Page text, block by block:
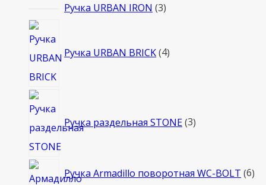
Ручка URBAN IRON 33
Ручка URBAN BRICK 4товара
Ручка раздельная STONE 3товара
Ручка Armadillo поворотная WC-BOLT 66